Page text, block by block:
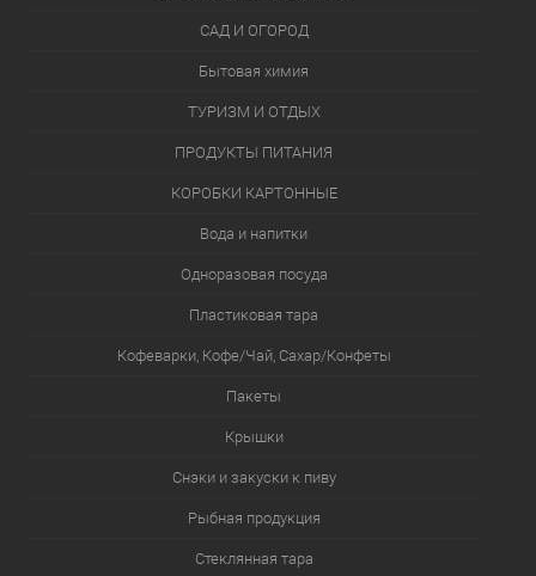
САД И ОГОРОД
Бытовая химия
ТУРИЗМ И ОТДЫХ
ПРОДУКТЫ ПИТАНИЯ
КОРОБКИ КАРТОННЫЕ
Вода и напитки
Одноразовая посуда
Пластиковая тара
Кофеварки, Кофе/Чай, Сахар/Конфеты
Пакеты
Крышки
Снэки и закуски к пиву
Рыбная продукция
Стеклянная тара